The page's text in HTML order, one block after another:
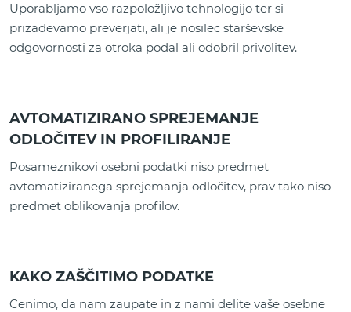
Uporabljamo vso razpoložljivo tehnologijo ter si
prizadevamo preverjati, ali je nosilec starševske
odgovornosti za otroka podal ali odobril privolitev.
AVTOMATIZIRANO SPREJEMANJE
ODLOČITEV IN PROFILIRANJE
Posameznikovi osebni podatki niso predmet
avtomatiziranega sprejemanja odločitev, prav tako niso
predmet oblikovanja profilov.
KAKO ZAŠČITIMO PODATKE
Cenimo, da nam zaupate in z nami delite vaše osebne